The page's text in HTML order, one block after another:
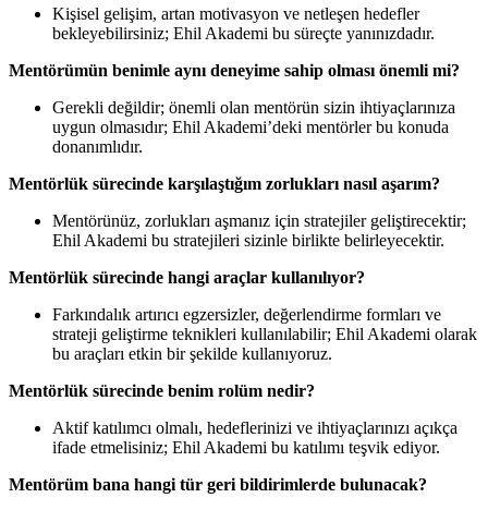
Kişisel gelişim, artan motivasyon ve netleşen hedefler
bekleyebilirsiniz; Ehil Akademi bu süreçte yanınızdadır.
Mentörümün benimle aynı deneyime sahip olması önemli mi?
Gerekli değildir; önemli olan mentörün sizin ihtiyaçlarınıza
uygun olmasıdır; Ehil Akademi’deki mentörler bu konuda
donanımlıdır.
Mentörlük sürecinde karşılaştığım zorlukları nasıl aşarım?
Mentörünüz, zorlukları aşmanız için stratejiler geliştirecektir;
Ehil Akademi bu stratejileri sizinle birlikte belirleyecektir.
Mentörlük sürecinde hangi araçlar kullanılıyor?
Farkındalık artırıcı egzersizler, değerlendirme formları ve
strateji geliştirme teknikleri kullanılabilir; Ehil Akademi olarak
bu araçları etkin bir şekilde kullanıyoruz.
Mentörlük sürecinde benim rolüm nedir?
Aktif katılımcı olmalı, hedeflerinizi ve ihtiyaçlarınızı açıkça
ifade etmelisiniz; Ehil Akademi bu katılımı teşvik ediyor.
Mentörüm bana hangi tür geri bildirimlerde bulunacak?